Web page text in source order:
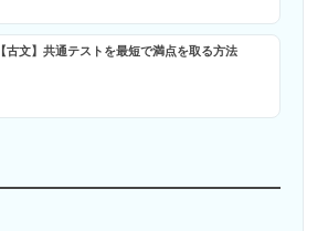
【古文】共通テストを最短で満点を取る方法